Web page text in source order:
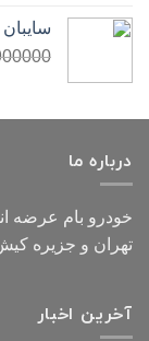
درباره ما
خودرو بام عرضه
تهران و جزیره
آخرین اخبار